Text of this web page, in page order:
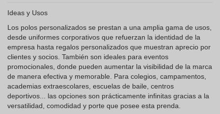
Ideas y Usos
Los polos personalizados se prestan a una amplia gama de usos,
desde uniformes corporativos que refuerzan la identidad de la
empresa hasta regalos personalizados que muestran aprecio por
clientes y socios. También son ideales para eventos
promocionales, donde pueden aumentar la visibilidad de la marca
de manera efectiva y memorable. Para colegios, campamentos,
academias extraescolares, escuelas de baile, centros
deportivos... las opciones son prácticamente infinitas gracias a la
versatilidad, comodidad y porte que posee esta prenda.